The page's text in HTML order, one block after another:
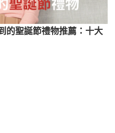
的聖誕節禮物推薦：十大